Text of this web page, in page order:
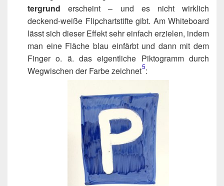
ter­grund erscheint – und es nicht wirk­lich
deckend-wei­ße Flip­chart­stif­te gibt. Am White­board
lässt sich die­ser Effekt sehr ein­fach erzie­len, indem
man eine Flä­che blau ein­färbt und dann mit dem
Fin­ger o. ä. das eigent­li­che Pik­to­gramm durch
Weg­wi­schen der Far­be zeichnet​5: